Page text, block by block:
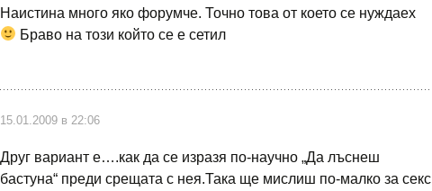
Наистина много яко форумче. Точно това от което се нуждаех
Браво на този който се е сетил
15.01.2009 в 22:06
Друг вариант е….как да се изразя по-научно „Да лъснеш
бастуна“ преди срещата с нея.Така ще мислиш по-малко за секс